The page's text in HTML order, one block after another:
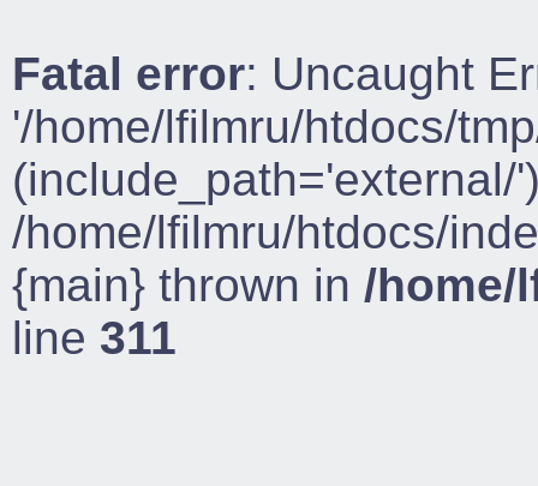
Fatal error: Uncaught
'/home/lfilmru/htdocs/
(include_path='external/
/home/lfilmru/htdocs/
{main} thrown in /home/
line 311